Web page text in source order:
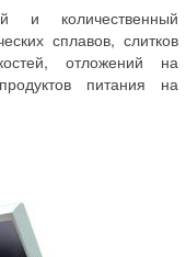
и количественный
сплавов, слитков
отложений на
питания на